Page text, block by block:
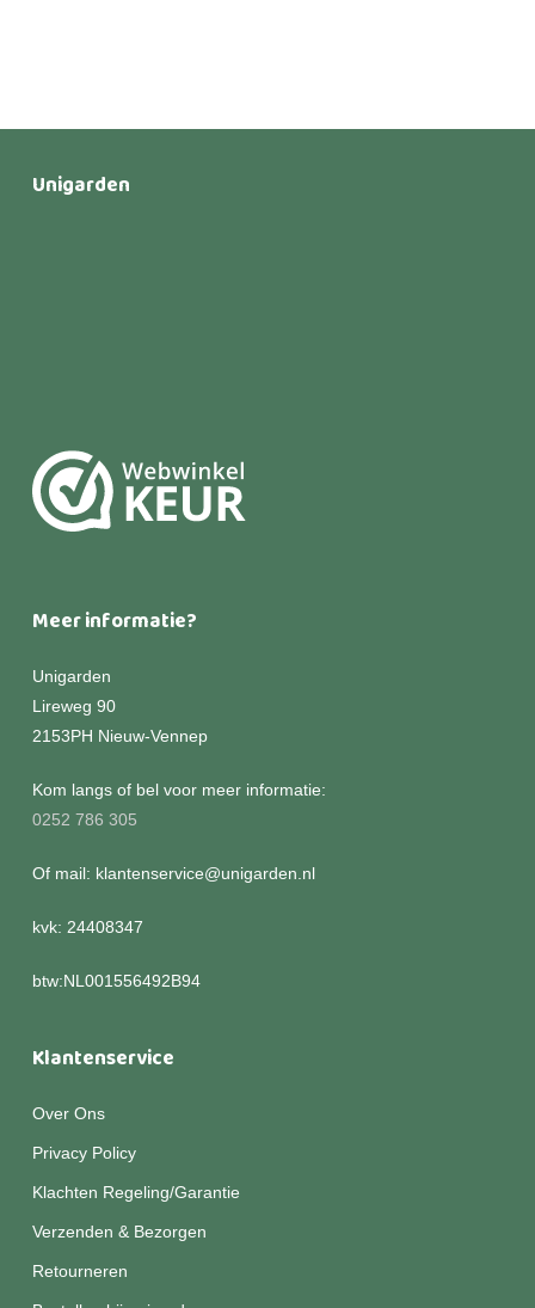
Unigarden
Meer informatie?
Unigarden
Lireweg 90
2153PH Nieuw-Vennep
Kom langs of bel voor meer informatie:
0252 786 305
Of mail: klantenservice@unigarden.nl
kvk: 24408347
btw:NL001556492B94
Klantenservice
Over Ons
Privacy Policy
Klachten Regeling/Garantie
Verzenden & Bezorgen
Retourneren